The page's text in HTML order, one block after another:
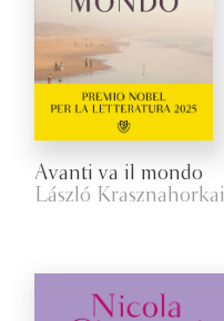
Avanti va il mondo
László Krasznahorkai